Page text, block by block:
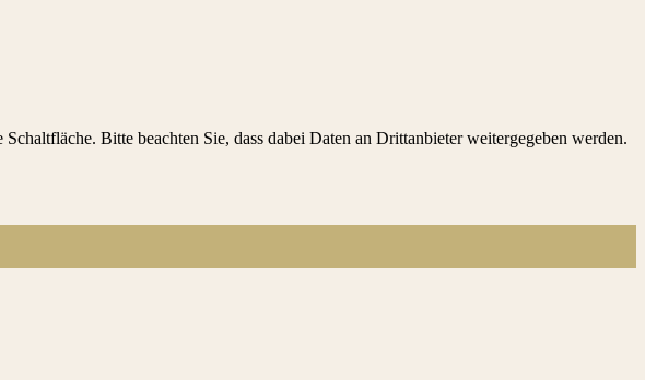
Bitte beachten Sie, dass dabei Daten an Drittanbieter weitergegeben werden.